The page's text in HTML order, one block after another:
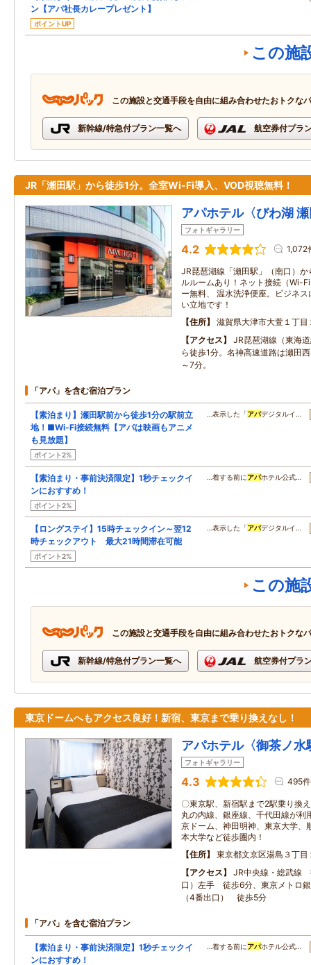
ン【アパ社長カレープレゼント】
ポイントUP
この施
この施設と交通手段を自由に組み合わせたおトクな
新幹線/特急付プラン一覧へ 航空券付プラ
JR「瀬田駅」から徒歩1分。全室Wi-Fi導入、VOD視聴無料！
アパホテル〈びわ湖
フォトギャラリー
4.2 1,072
JR琵琶湖線「瀬田駅」（南口）
ルルームあり！ネット接続（Wi-
ー無料、 温水洗浄便座。ビジネ
い立地です！
住所
滋賀県大津市大萱１丁目
アクセス
JR琵琶湖線（東海
ら徒歩1分。名神高速道路は瀬田
～7分。
「アパ」を含む宿泊プラン
【素泊まり】瀬田駅前から徒歩1分の駅前立
地！■Wi-Fi接続無料【アパは映画もアニメ
も見放題】
ポイント2%
…表示した「アパデジタルイ…
【素泊まり・事前決済限定】1秒チェックイ
ンにおすすめ！
ポイント2%
…着する前にアパホテル公式…
【ロングステイ】15時チェックイン～翌12
時チェックアウト 最大21時間滞在可能
ポイント2%
…表示した「アパデジタルイ…
この施
この施設と交通手段を自由に組み合わせたおトクな
新幹線/特急付プラン一覧へ 航空券付プラ
東京ドームへもアクセス良好！新宿、東京まで乗り換えなし！
アパホテル〈御茶ノ水
フォトギャラリー
4.3 495件
〇東京駅、新宿駅まで2駅乗り換
丸の内線、銀座線、千代田線が利
京ドーム、神田明神、東京大学、
本大学など徒歩圏内！
住所
東京都文京区湯島３丁目
アクセス
JR中央線・総武線
口）左手 徒歩6分、東京メトロ
（4番出口） 徒歩5分
「アパ」を含む宿泊プラン
【素泊まり・事前決済限定】1秒チェックイ
ンにおすすめ！
…着する前にアパホテル公式…